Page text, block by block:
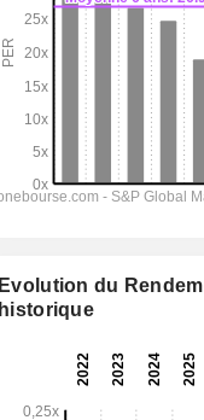
Evolution du
historique